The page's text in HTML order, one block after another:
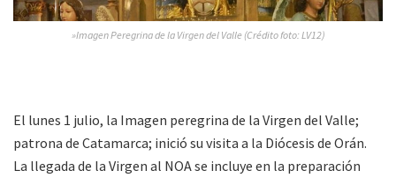
»Imagen Peregrina de la Virgen del Valle (Crédito foto: LV12)
El lunes 1 julio, la Imagen peregrina de la Virgen del Valle;
patrona de Catamarca; inició su visita a la Diócesis de Orán.
La llegada de la Virgen al NOA se incluye en la preparación